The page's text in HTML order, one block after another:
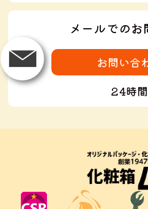
メールでの
お問い合
24時